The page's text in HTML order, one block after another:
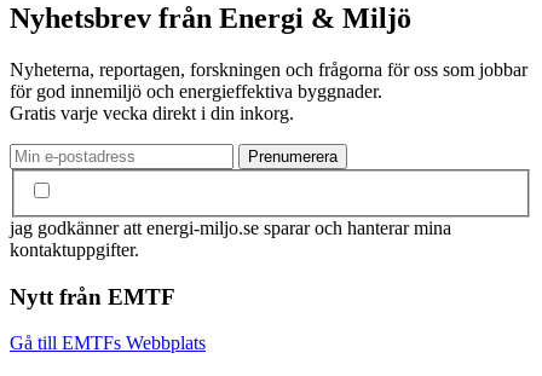
Nyhetsbrev från Energi & Miljö
Nyheterna, reportagen, forskningen och frågorna för oss som jobbar
för god innemiljö och energieffektiva byggnader.
Gratis varje vecka direkt i din inkorg.
jag godkänner att energi-miljo.se sparar och hanterar mina
kontaktuppgifter.
Nytt från EMTF
Gå till EMTFs Webbplats